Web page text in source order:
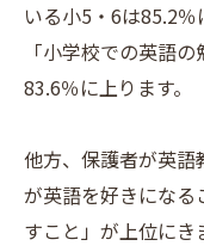
いる小5・6は85.2％
「小学校での英語
83.6％に上ります。
他方、保護者が英語
が英語を好きになる
すこと」が上位にき